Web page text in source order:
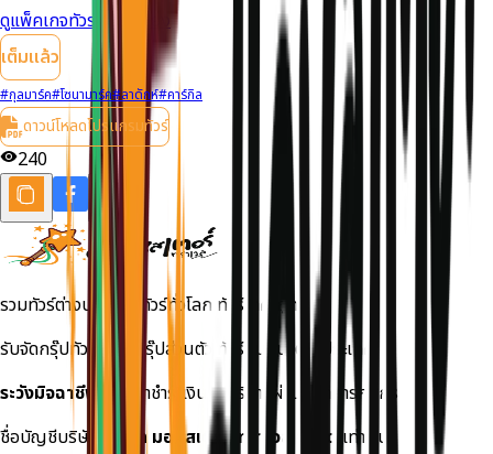
ดูแพ็คเกจทัวร์ที่ใกล้เคียง
เต็มแล้ว
#กุลมาร์ค#โซนามาร์ค#ลาดักห์#คาร์กิล
ดาวน์โหลดโปรแกรมทัวร์
240
รวมทัวร์ต่างประเทศ ทัวร์ทั่วโลก ทัวร์ราคาถูก
รับจัดกรุ๊ปทัวร์เหมา กรุ๊ปส่วนตัว ทัวร์สัมมนาต่างประเทศ
ระวังมิจฉาชีพ!
กรุณาชำระเงินค่าบริการผ่านธนาคารกสิกร
ชื่อบัญชีบริษัท
บริษัท มอนสเตอร์ ทราเวล จำกัด เท่านั้น